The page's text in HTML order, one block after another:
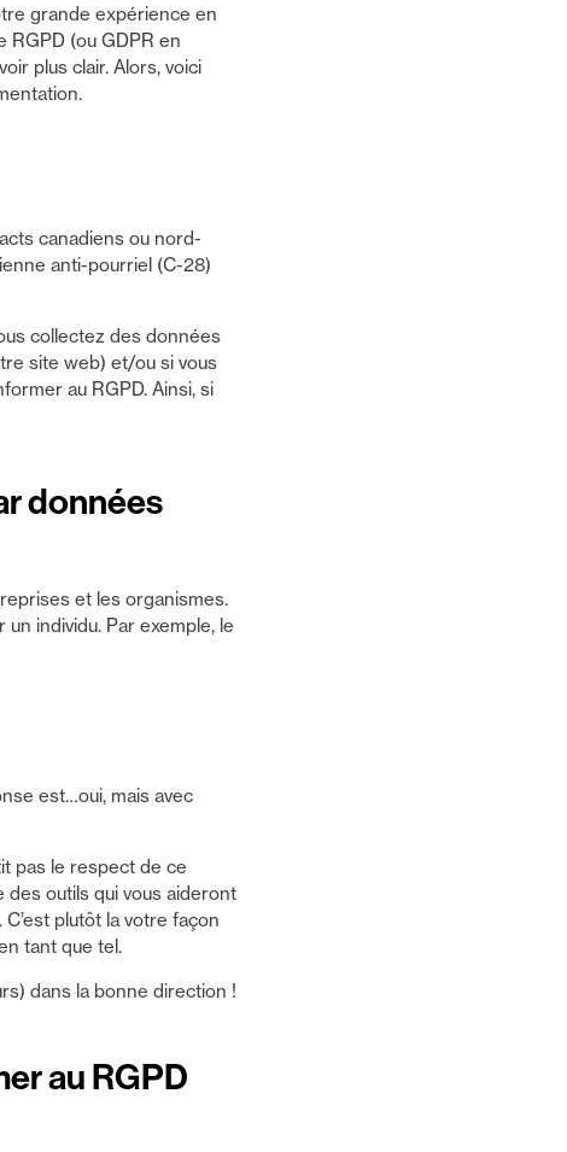
grande expérience en
(ou GDPR en
plus clair. Alors, voici
canadiens ou nord-
anti-pourriel (C-28)
collectez des données
site web) et/ou si vous
au RGPD. Ainsi, si
données
et les organismes.
individu. Par exemple, le
est…oui, mais avec
pas le respect de ce
des outils qui vous aideront
plutôt la votre façon
tant que tel.
dans la bonne direction !
au RGPD